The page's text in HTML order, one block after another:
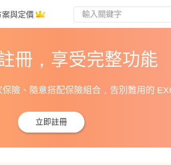
案與定價
冊，享受完整功能
險、隨意搭配保險組合，告別難用的
立即註冊